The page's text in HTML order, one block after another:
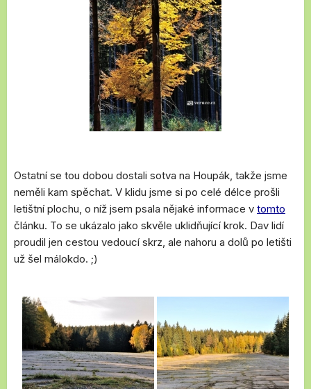
Ostatní se tou dobou dostali sotva na Houpák, takže jsme
neměli kam spěchat. V klidu jsme si po celé délce prošli
letištní plochu, o níž jsem psala nějaké informace v tomto
článku. To se ukázalo jako skvěle uklidňující krok. Dav lidí
proudil jen cestou vedoucí skrz, ale nahoru a dolů po letišti
už šel málokdo. ;)